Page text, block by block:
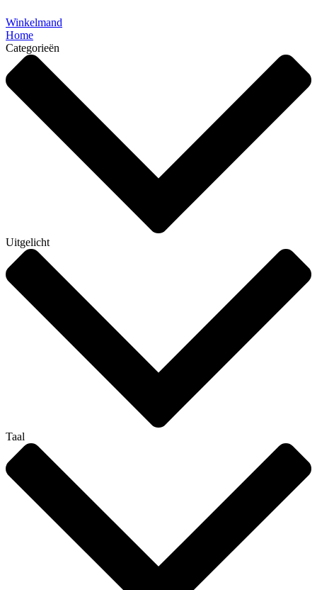
Winkelmand
Home
Categorieën
Uitgelicht
Taal